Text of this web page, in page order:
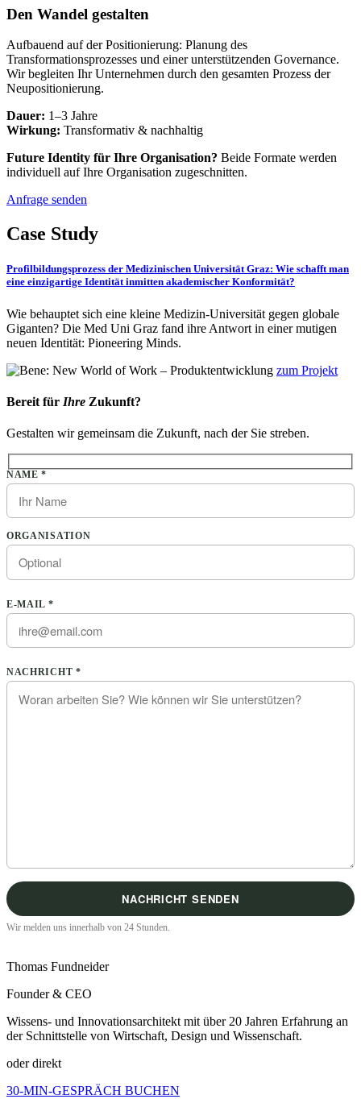
Den Wandel gestalten
Aufbauend auf der Positionierung: Planung des
Transformationsprozesses und einer unterstützenden Governance.
Wir begleiten Ihr Unternehmen durch den gesamten Prozess der
Neupositionierung.
Dauer: 1–3 Jahre
Wirkung: Transformativ & nachhaltig
Future Identity für Ihre Organisation? Beide Formate werden
individuell auf Ihre Organisation zugeschnitten.
Anfrage senden
Case Study
Profilbildungsprozess der Medizinischen Universität Graz: Wie schafft man
eine einzigartige Identität inmitten akademischer Konformität?
Wie behauptet sich eine kleine Medizin-Universität gegen globale
Giganten? Die Med Uni Graz fand ihre Antwort in einer mutigen
neuen Identität: Pioneering Minds.
zum Projekt
Bereit für Ihre Zukunft?
Gestalten wir gemeinsam die Zukunft, nach der Sie streben.
Bitte lasse dieses Feld leer.
NAME *
ORGANISATION
E-MAIL *
Bitte lasse dieses Feld leer.
NACHRICHT *
Wir melden uns innerhalb von 24 Stunden.
Thomas Fundneider
Founder & CEO
Wissens- und Innovationsarchitekt mit über 20 Jahren Erfahrung an
der Schnittstelle von Wirtschaft, Design und Wissenschaft.
oder direkt
30-MIN-GESPRÄCH BUCHEN